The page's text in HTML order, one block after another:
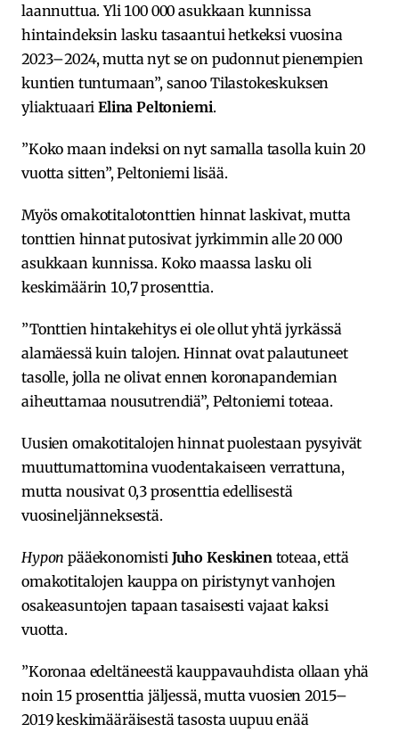
laannuttua. Yli 100 000 asukkaan kunnissa
hintaindeksin lasku tasaantui hetkeksi vuosina
2023–2024, mutta nyt se on pudonnut pienempien
kuntien tuntumaan”, sanoo Tilastokeskuksen
yliaktuaariElina Peltoniemi.
”Koko maan indeksi on nyt samalla tasolla kuin 20
vuotta sitten”, Peltoniemi lisää.
Myös omakotitalotonttien hinnat laskivat, mutta
tonttien hinnat putosivat jyrkimmin alle 20 000
asukkaan kunnissa. Koko maassa lasku oli
keskimäärin 10,7 prosenttia.
”Tonttien hintakehitys ei ole ollut yhtä jyrkässä
alamäessä kuin talojen. Hinnat ovat palautuneet
tasolle, jolla ne olivat ennen koronapandemian
aiheuttamaa nousutrendiä”, Peltoniemi toteaa.
Uusien omakotitalojen hinnat puolestaan pysyivät
muuttumattomina vuodentakaiseen verrattuna,
mutta nousivat 0,3 prosenttia edellisestä
vuosineljänneksestä.
Hypon pääekonomisti Juho Keskinen toteaa, että
omakotitalojen kauppa on piristynyt vanhojen
osakeasuntojen tapaan tasaisesti vajaat kaksi
vuotta.
”Koronaa edeltäneestä kauppavauhdista ollaan yhä
noin 15 prosenttia jäljessä, mutta vuosien 2015–
2019 keskimääräisestä tasosta uupuu enää